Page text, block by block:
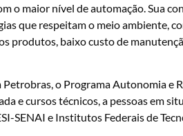
o maior nível de automação. Sua
que respeitam o meio ambiente,
produtos, baixo custo de
o Programa Autonomia e
e cursos técnicos, a pessoas em
SENAI e Institutos Federais de